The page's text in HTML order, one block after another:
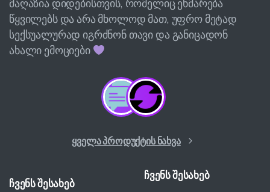
მაღაზია დიდებისთვის, რომელიც ეხმარება
წყვილებს და არა მხოლოდ მათ, უფრო მეტად
სექსუალურად იგრძნონ თავი და განიცადონ
ახალი ემოციები
ყველა პროდუქტის ნახვა
ჩვენსშესახებ
ჩვენსშესახებ